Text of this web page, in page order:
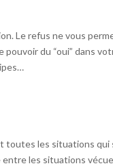
Le refus ne vous
pouvoir du “oui” dans
les situations qui
les situations